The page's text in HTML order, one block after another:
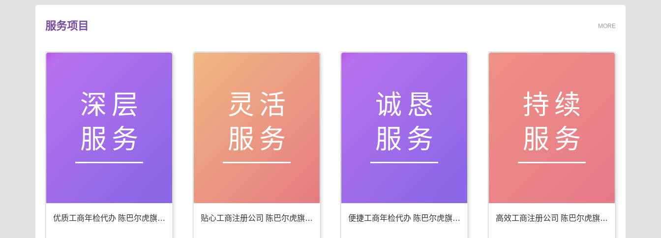
服务项目 MORE
深层
服务
优质工商年检代办 陈巴尔虎旗公司注册服务棒
灵活
服务
贴心工商注册公司 陈巴尔虎旗公司注册服务好
诚恳
服务
便捷工商年检代办 陈巴尔虎旗公司注册服务佳
持续
服务
高效工商注册公司 陈巴尔虎旗公司注册服务全